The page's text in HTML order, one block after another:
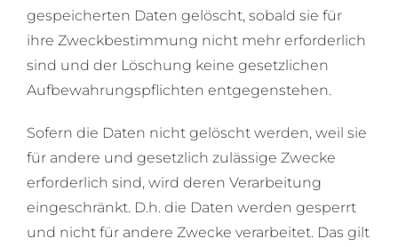
gespeicherten Daten gelöscht, sobald sie für
ihre Zweckbestimmung nicht mehr erforderlich
sind und der Löschung keine gesetzlichen
Aufbewahrungspflichten entgegenstehen.
Sofern die Daten nicht gelöscht werden, weil sie
für andere und gesetzlich zulässige Zwecke
erforderlich sind, wird deren Verarbeitung
eingeschränkt. D.h. die Daten werden gesperrt
und nicht für andere Zwecke verarbeitet. Das gilt